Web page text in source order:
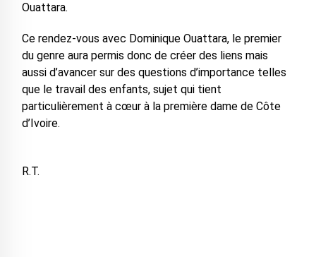
Ouattara.
Ce rendez-vous avec Dominique Ouattara, le premier
du genre aura permis donc de créer des liens mais
aussi d’avancer sur des questions d’importance telles
que le travail des enfants, sujet qui tient
particulièrement à cœur à la première dame de Côte
d’Ivoire.
R.T.